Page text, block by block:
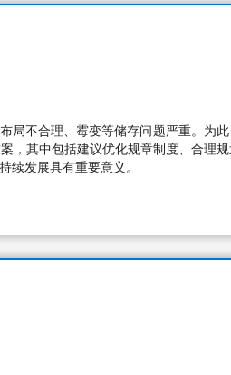
局不合理、霉变等储存问题严重。为
，其中包括建议优化规章制度、合理
续发展具有重要意义。